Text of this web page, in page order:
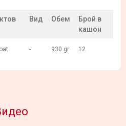
Вид Обем
Брой в
кашон
- 930 gr 12